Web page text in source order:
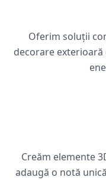
Oferim soluții
decorare
Creăm elemente
adaugă o notă